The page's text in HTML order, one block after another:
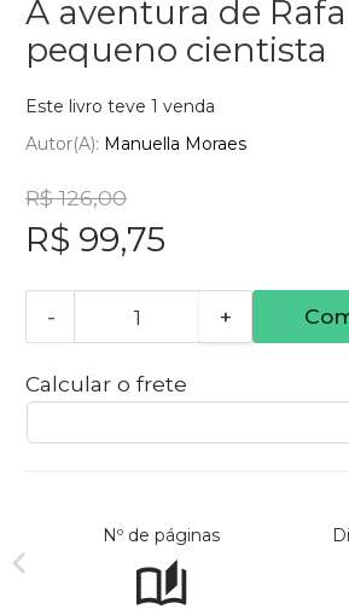
A aventura de
pequeno cientista
Este livro teve 1 venda
Autor(a): Manuella Moraes
R$ 126,00
R$ 99,75
- +
Calcular o frete
Nº de páginas